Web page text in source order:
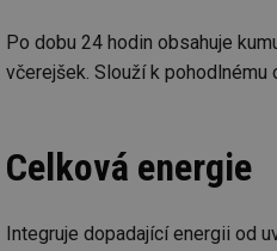
Po dobu 24 hodin obsahuje
včerejšek. Slouží k pohodlnému
Celková energie
Integruje dopadající energii od